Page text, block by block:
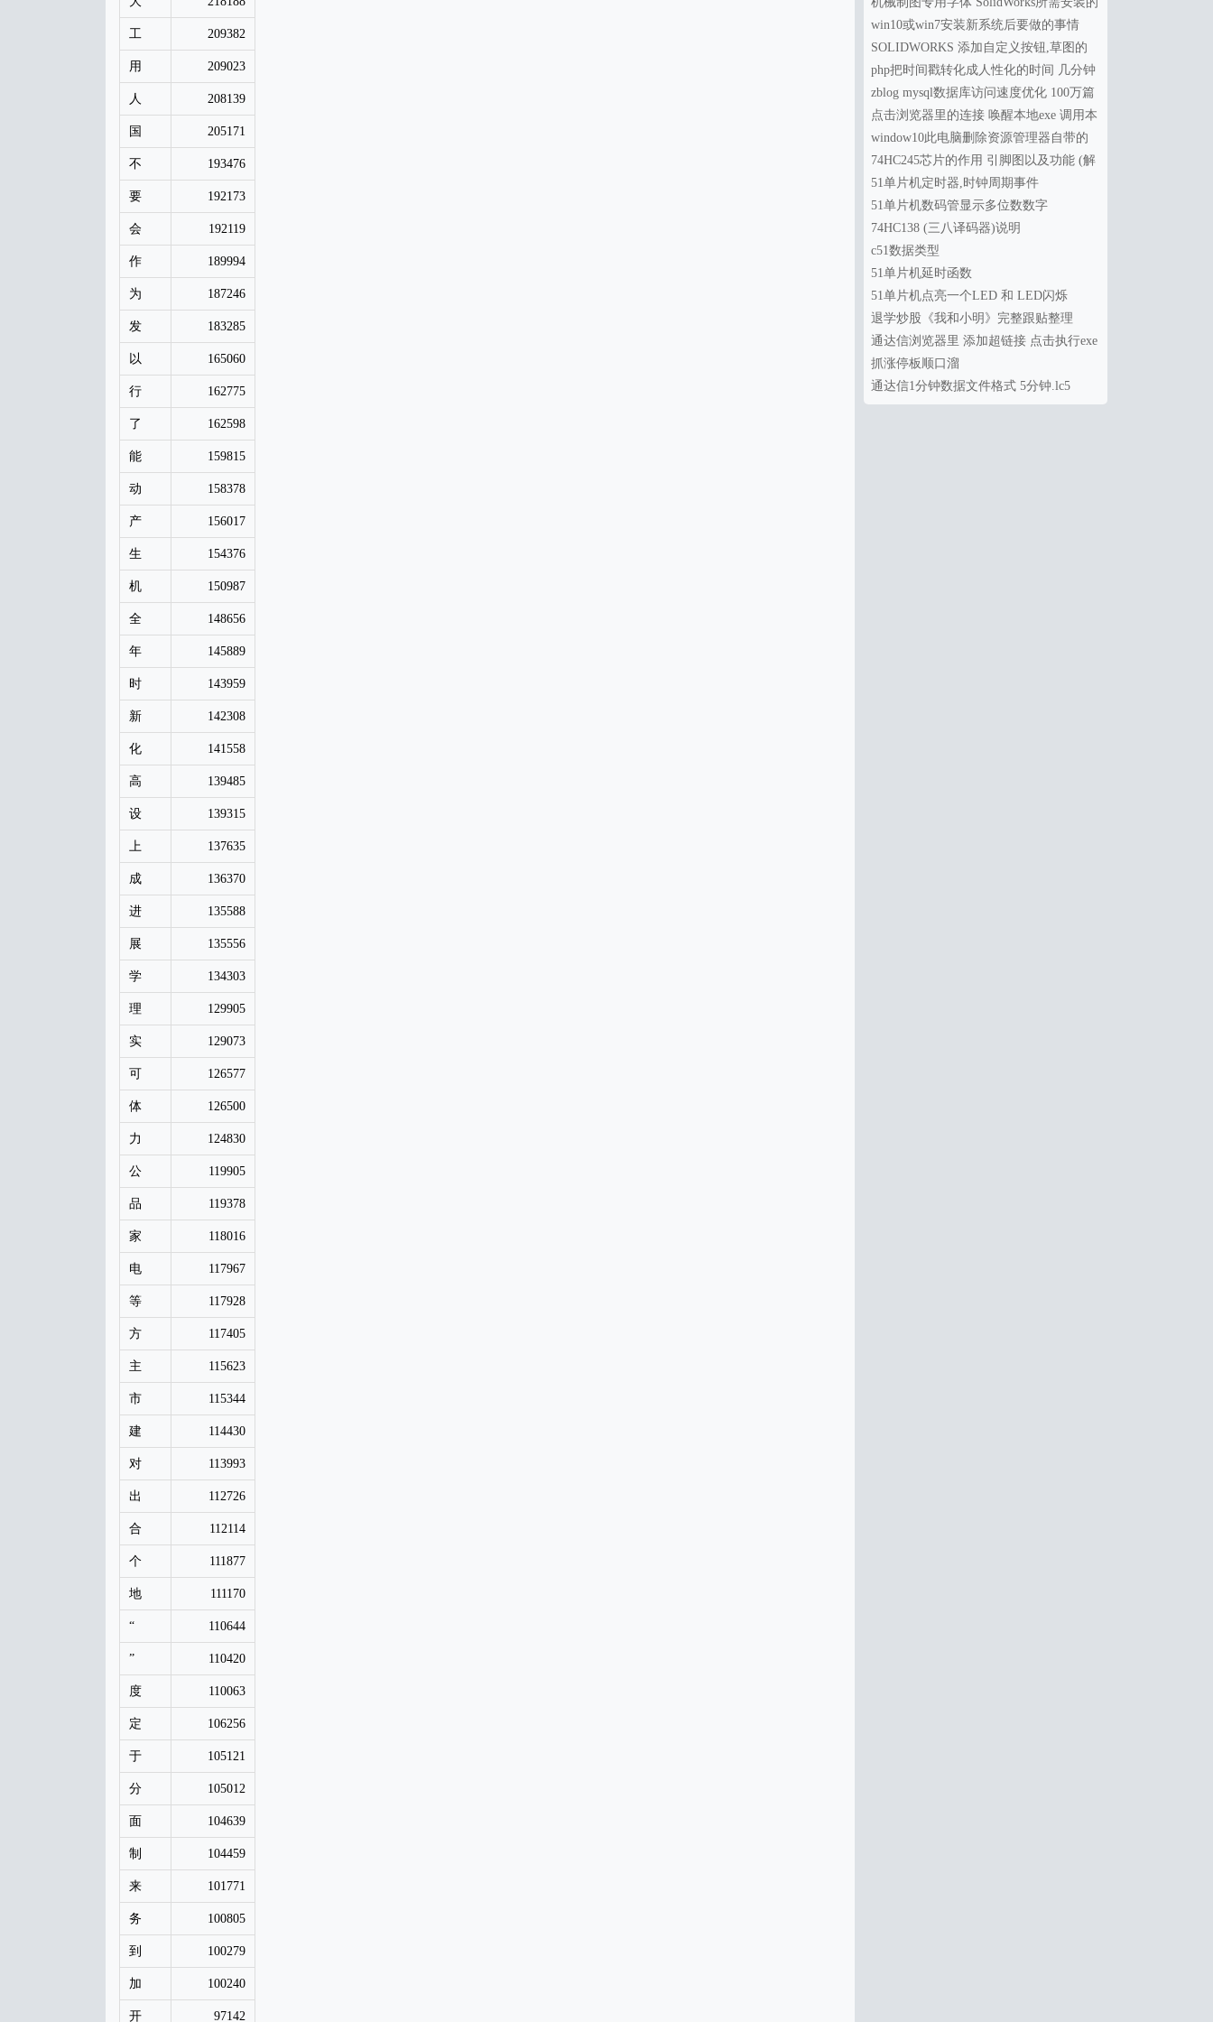
工 209382
用 209023
人 208139
国 205171
不 193476
要 192173
会 192119
作 189994
为 187246
发 183285
以 165060
行 162775
了 162598
能 159815
动 158378
产 156017
生 154376
机 150987
全 148656
年 145889
时 143959
新 142308
化 141558
高 139485
设 139315
上 137635
成 136370
进 135588
展 135556
学 134303
理 129905
实 129073
可 126577
体 126500
力 124830
公 119905
品 119378
家 118016
电 117967
等 117928
方 117405
主 115623
市 115344
建 114430
对 113993
出 112726
合 112114
个 111877
地 111170
“ 110644
” 110420
度 110063
定 106256
于 105121
分 105012
面 104639
制 104459
来 101771
务 100805
到 100279
加 100240
开 97142
字体
win10或win7安装新系统后要做的事情
SOLIDWORKS 添加自定义按钮,草图的
剪裁,延伸,延长
php把时间戳转化成人性化的时间 几分钟
前,几小时前或几天前
zblog mysql数据库访问速度优化 100万篇
文章秒开不卡 php版
点击浏览器里的连接 唤醒本地exe 调用本
地exe
window10此电脑删除资源管理器自带的
下载，视频，图片，音乐，文档，桌面
74HC245芯片的作用 引脚图以及功能 (解
决单片机输出功率不足的问题)
51单片机定时器,时钟周期事件
51单片机数码管显示多位数数字
74HC138 (三八译码器)说明
c51数据类型
51单片机延时函数
51单片机点亮一个LED 和 LED闪烁
退学炒股《我和小明》完整跟贴整理
通达信浏览器里 添加超链接 点击执行exe
抓涨停板顺口溜
通达信1分钟数据文件格式 5分钟.lc5
和.lc1文件格式